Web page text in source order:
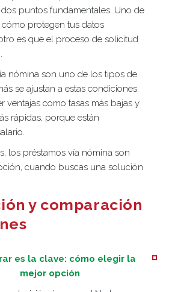
puntos fundamentales. Uno de
protegen tus datos
es que el proceso de solicitud
nómina son uno de los tipos de
se ajustan a estas condiciones.
ventajas como tasas más bajas y
rápidas, porque están
los préstamos vía nómina son
cuando buscas una solución
y comparación
es la clave: cómo elegir la
mejor opción